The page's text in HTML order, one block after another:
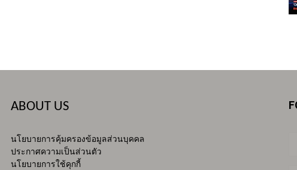
ABOUT US
นโยบายการคุ้มครองข้อมูลส่วนบุคคล
ประกาศความเป็นส่วนตัว
นโยบายการใช้คุกกี้